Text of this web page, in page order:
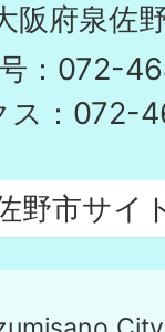
府泉佐
：072-
ス：072-
野市サイ